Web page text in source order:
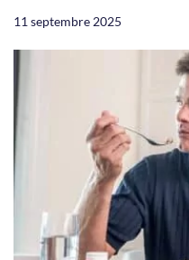
11 septembre 2025